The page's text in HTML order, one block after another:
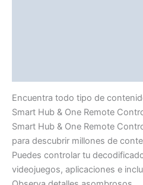
Encuentra todo tipo de
Smart Hub & One Remote
Smart Hub & One Remote
para descubrir millones de
Puedes controlar tu
videojuegos, aplicaciones e